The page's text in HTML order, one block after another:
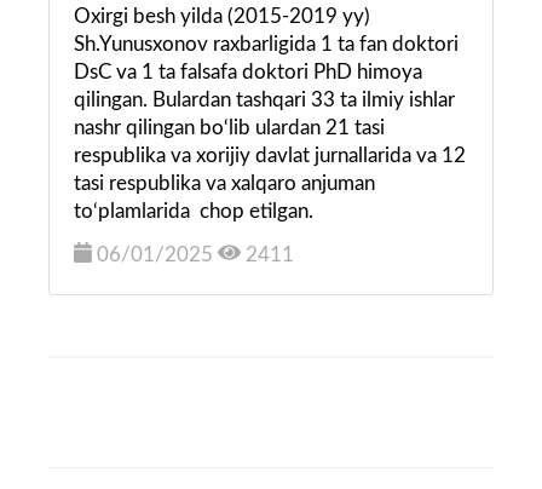
Oxirgi besh yilda (2015-2019 yy)
Sh.Yunusxonov raxbarligida 1 ta fan doktori
DsC va 1 ta falsafa doktori PhD himoya
qilingan. Bulardan tashqari 33 ta ilmiy ishlar
nashr qilingan bo‘lib ulardan 21 tasi
respublika va xorijiy davlat jurnallarida va 12
tasi respublika va xalqaro anjuman
to‘plamlarida chop etilgan.
06/01/2025 2411